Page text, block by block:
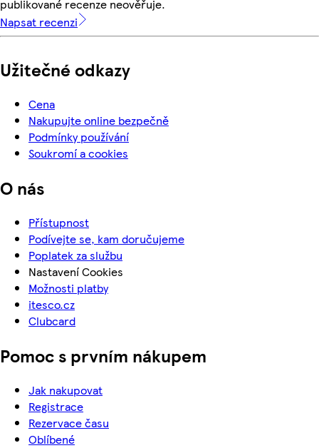
publikované recenze neověřuje.
Napsat recenzi
Užitečné odkazy
Cena
Nakupujte online bezpečně
Podmínky používání
Soukromí a cookies
O nás
Přístupnost
Podívejte se, kam doručujeme
Poplatek za službu
Nastavení Cookies
Možnosti platby
itesco.cz
Clubcard
Pomoc s prvním nákupem
Jak nakupovat
Registrace
Rezervace času
Oblíbené